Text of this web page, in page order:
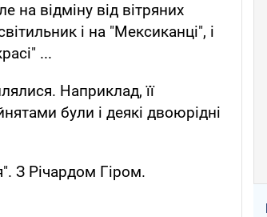
на відміну від вітряних
і на "Мексиканці", і
...
Наприклад, її
були і деякі двоюрідні
З Річардом Гіром.